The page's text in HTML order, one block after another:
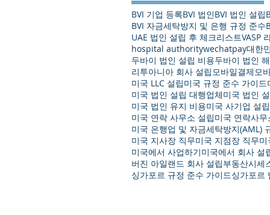
BVI 기업 등록BVI 법인BVI 법인 설립
BVI 자금세탁방지 및 은행 규정 준수
UAE 법인 설립 후 체크리스트VASP
hospital authoritywechatpay대한
두바이 법인 설립 비용두바이 법인
리투아니아 회사 설립모바일결제모
미국 LLC 설립미국 규정 준수 가이드
미국 법인 설립 대행업체미국 법인
미국 법인 유지 비용미국 사기업 설립
미국 연락 사무소 설립미국 연락사무
미국 은행업 및 자금세탁방지(AML)
미국 지사장 직무미국 지점장 직무
미국에서 사업하기미국에서 회사 설
버진 아일랜드 회사 설립부동산시세
싱가포르 규정 준수 가이드싱가포르